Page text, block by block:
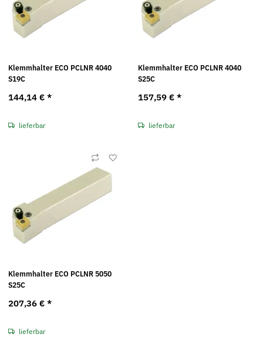
Klemmhalter ECO PCLNR 4040
S19C
144,14 € *
lieferbar
Klemmhalter ECO PCLNR 4040
S25C
157,59 € *
lieferbar
Klemmhalter ECO PCLNR 5050
S25C
207,36 € *
lieferbar